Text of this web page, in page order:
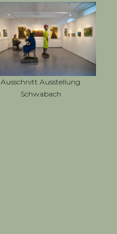
Ausschnitt Ausstellung
Schwabach